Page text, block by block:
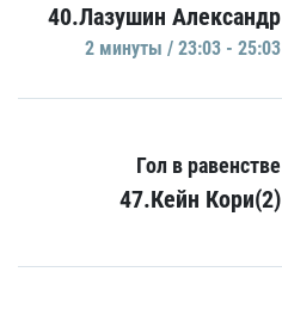
40.Лазушин Александр
2 минуты / 23:03 - 25:03
Гол в равенстве
47.Кейн Кори(2)